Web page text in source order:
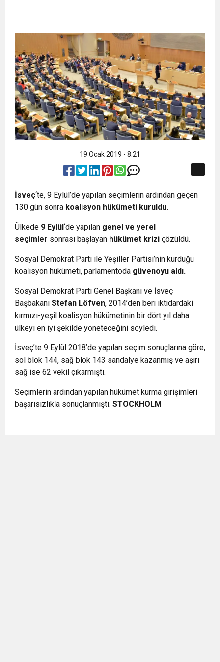
19 Ocak 2019 - 8:21
İsveç‘te, 9 Eylül’de yapılan seçimlerin ardından geçen
130 gün sonra koalisyon hükümeti kuruldu.
Ülkede 9 Eylül‘de yapılan genel ve yerel
seçimler sonrası başlayan hükümet krizi çözüldü.
Sosyal Demokrat Parti ile Yeşiller Partisi’nin kurduğu
koalisyon hükümeti, parlamentoda güvenoyu aldı.
Sosyal Demokrat Parti Genel Başkanı ve İsveç
Başbakanı Stefan Löfven, 2014’den beri iktidardaki
kırmızı-yeşil koalisyon hükümetinin bir dört yıl daha
ülkeyi en iyi şekilde yöneteceğini söyledi.
İsveç’te 9 Eylül 2018’de yapılan seçim sonuçlarına göre,
sol blok 144, sağ blok 143 sandalye kazanmış ve aşırı
sağ ise 62 vekil çıkarmıştı.
Seçimlerin ardından yapılan hükümet kurma girişimleri
başarısızlıkla sonuçlanmıştı. STOCKHOLM